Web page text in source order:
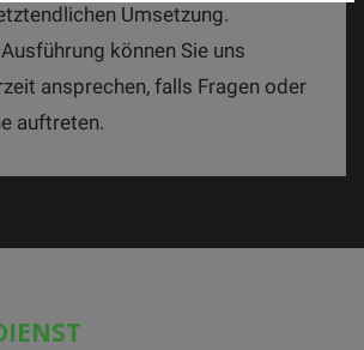
Umsetzung.
können Sie uns
ansprechen, falls Fragen oder
auftreten.